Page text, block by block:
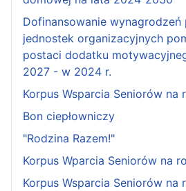
Dofinansowanie
jednostek organizacyjnych
postaci dodatku
2027 - w 2024 r.
Korpus Wsparcia Seniorów na
Bon ciepłowniczy
"Rodzina Razem!"
Korpus Wparcia Seniorów na
Korpus Wsparcia Seniorów na